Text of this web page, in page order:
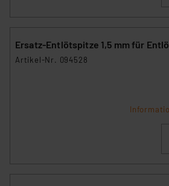
Ersatz-Entlötspitze 1,5 mm für
Artikel-Nr. 094528